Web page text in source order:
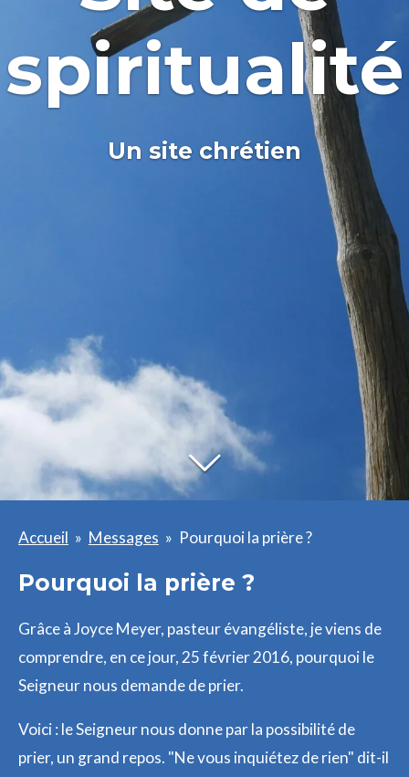
spiritualité
Un site chrétien
Accueil » Messages » Pourquoi la prière ?
Pourquoi la prière ?
Grâce à Joyce Meyer, pasteur évangéliste, je viens de
comprendre, en ce jour, 25 février 2016, pourquoi le
Seigneur nous demande de prier.
Voici : le Seigneur nous donne par la possibilité de
prier, un grand repos. "Ne vous inquiétez de rien" dit-il